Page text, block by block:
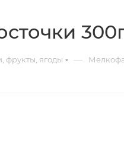
фрукты, ягоды —